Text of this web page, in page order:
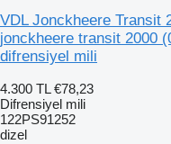
VDL Jonckheere Transit
jonckheere transit 2000
difrensiyel mili
4.300 TL €78,23
Difrensiyel mili
122PS91252
dizel